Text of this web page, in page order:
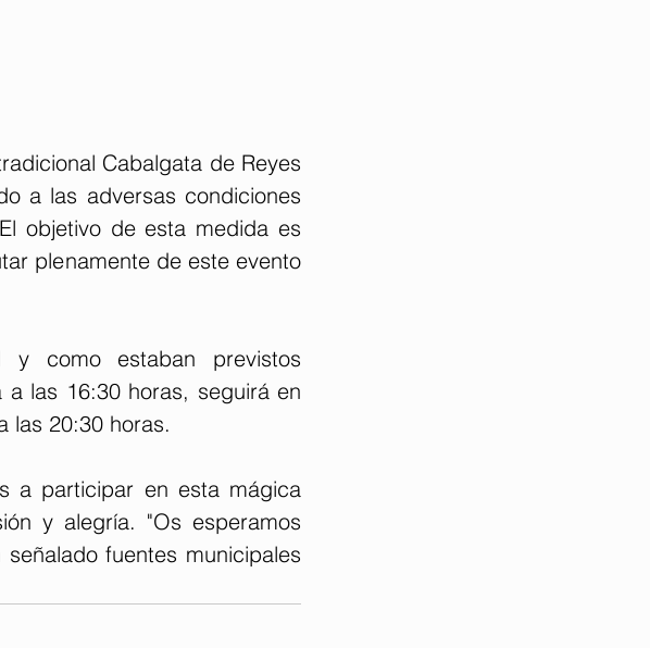
Cabalgata de Reyes
a las adversas condiciones
objetivo de esta medida es
plenamente de este evento
como estaban previstos
a las 16:30 horas, seguirá en
las 20:30 horas.
a participar en esta mágica
y alegría. "Os esperamos
fuentes municipales